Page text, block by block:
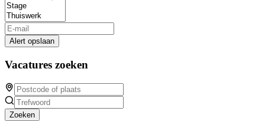
Alert opslaan
Vacatures zoeken
Zoeken